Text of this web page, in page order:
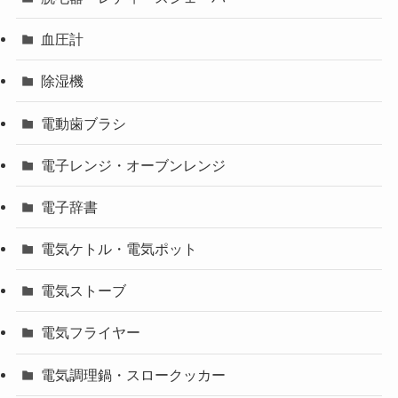
血圧計
除湿機
電動歯ブラシ
電子レンジ・オーブンレンジ
電子辞書
電気ケトル・電気ポット
電気ストーブ
電気フライヤー
電気調理鍋・スロークッカー